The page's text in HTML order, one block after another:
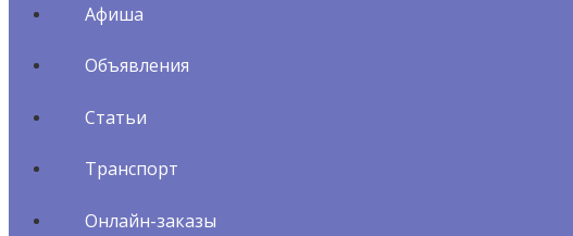
Афиша
Объявления
Статьи
Транспорт
Онлайн-заказы